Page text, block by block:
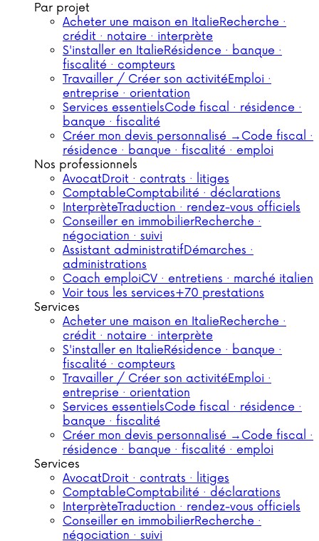
Par projet
Acheter une maison en ItalieRecherche ·
crédit · notaire · interprète
S'installer en ItalieRésidence · banque ·
fiscalité · compteurs
Travailler / Créer son activitéEmploi ·
entreprise · orientation
Services essentielsCode fiscal · résidence ·
banque · fiscalité
Créer mon devis personnalisé → Code fiscal ·
résidence · banque · fiscalité · emploi
Nos professionnels
AvocatDroit · contrats · litiges
ComptableComptabilité · déclarations
InterprèteTraduction · rendez-vous officiels
Conseiller en immobilierRecherche ·
négociation · suivi
Assistant administratifDémarches ·
administrations
Coach emploiCV · entretiens · marché italien
Voir tous les services+70 prestations
Services
Acheter une maison en ItalieRecherche ·
crédit · notaire · interprète
S'installer en ItalieRésidence · banque ·
fiscalité · compteurs
Travailler / Créer son activitéEmploi ·
entreprise · orientation
Services essentielsCode fiscal · résidence ·
banque · fiscalité
Créer mon devis personnalisé → Code fiscal ·
résidence · banque · fiscalité · emploi
Services
AvocatDroit · contrats · litiges
ComptableComptabilité · déclarations
InterprèteTraduction · rendez-vous officiels
Conseiller en immobilierRecherche ·
négociation · suivi